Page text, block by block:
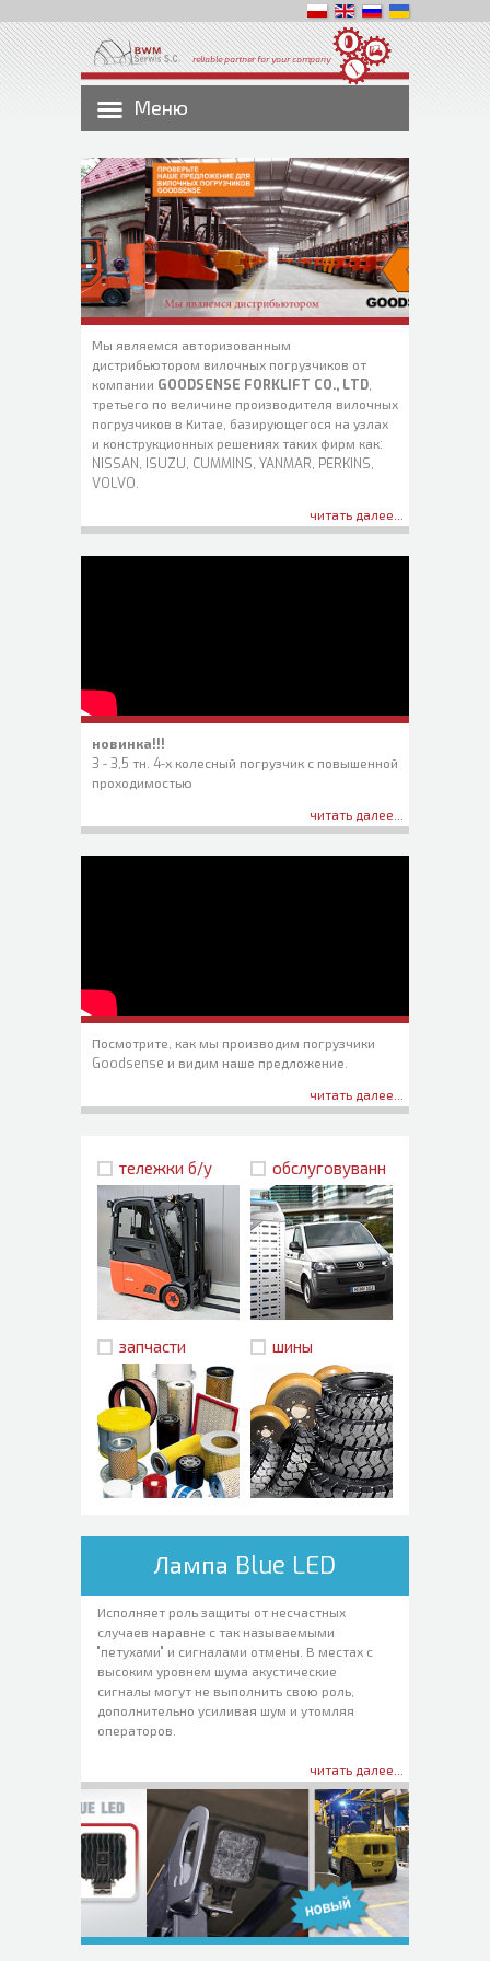
reliable partner for your company
Меню
Мы являемся авторизованным
дистрибьютором вилочных погрузчиков от
компании GOODSENSE FORKLIFT CO., LTD,
третьего по величине производителя вилочных
погрузчиков в Китае, базирующегося на узлах
и конструкционных решениях таких фирм как:
NISSAN, ISUZU, CUMMINS, YANMAR, PERKINS,
VOLVO.
читать далее...
новинка!!!
3 - 3,5 тн. 4-х колесный погрузчик с повышенной
проходимостью
читать далее...
Посмотрите, как мы производим погрузчики
Goodsense и видим наше предложение.
читать далее...
тележки б/у
обслуговуванн
я
запчасти шины
Лампа Blue LED
Исполняет роль защиты от несчастных
случаев наравне с так называемыми
"петухами" и сигналами отмены. В местах с
высоким уровнем шума акустические
сигналы могут не выполнить свою роль,
дополнительно усиливая шум и утомляя
операторов.
читать далее...